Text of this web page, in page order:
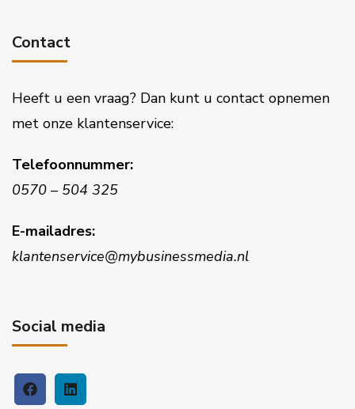
Contact
Heeft u een vraag? Dan kunt u contact opnemen
met onze klantenservice:
Telefoonnummer:
0570 – 504 325
E-mailadres:
klantenservice@mybusinessmedia.nl
Social media